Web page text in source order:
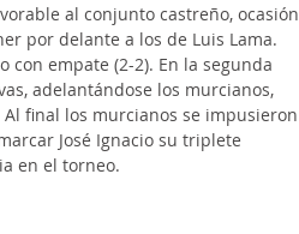
al conjunto castreño, ocasión
por delante a los de Luis Lama.
con empate (2-2). En la segunda
adelantándose los murcianos,
final los murcianos se impusieron
José Ignacio su triplete
en el torneo.